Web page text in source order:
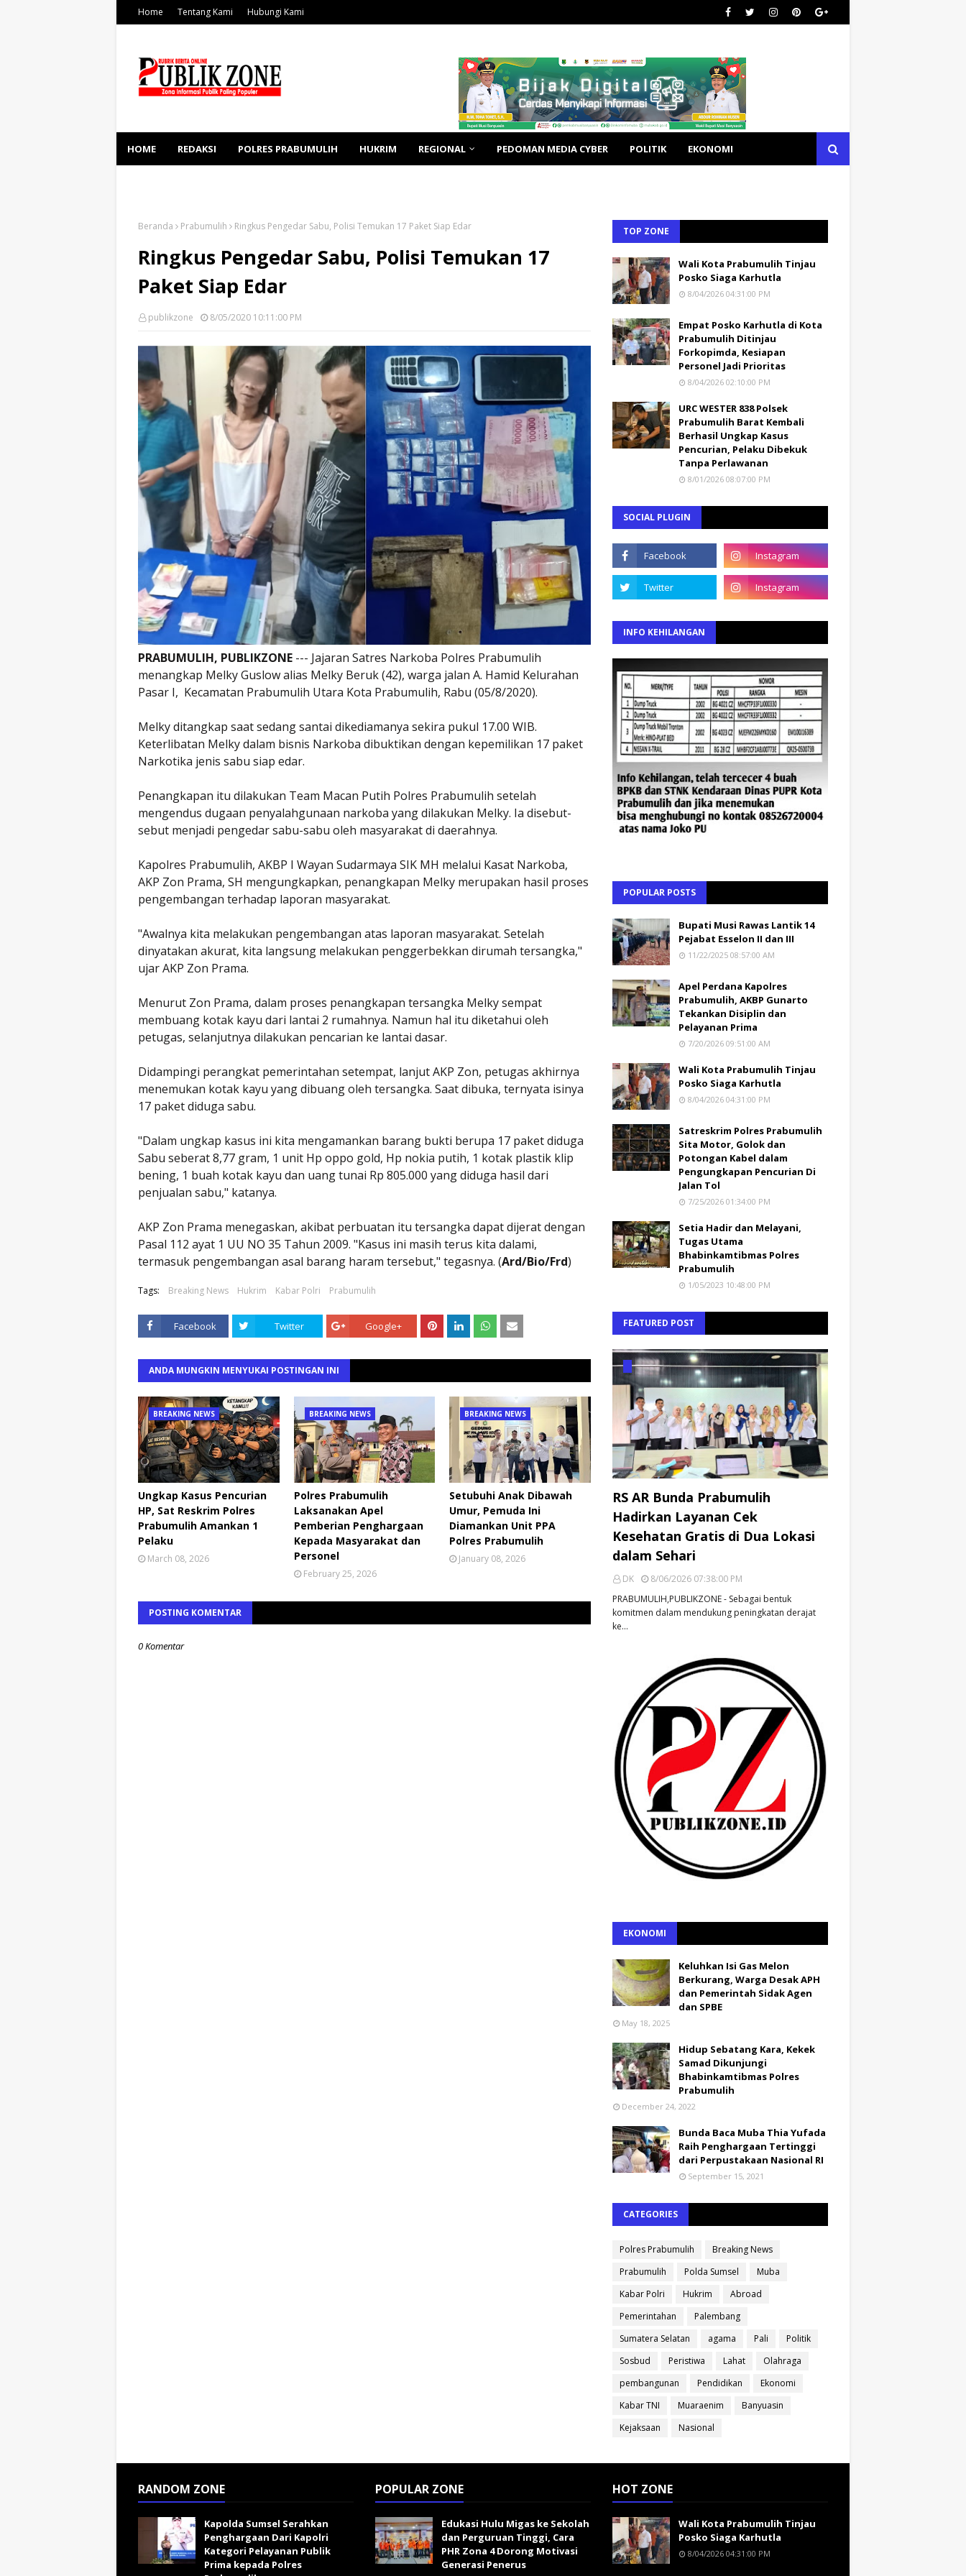
Home Tentang Kami Hubungi Kami
HOME REDAKSI POLRES PRABUMULIH HUKRIM REGIONAL PEDOMAN MEDIA CYBER POLITIK EKONOMI
Beranda Prabumulih Ringkus Pengedar Sabu, Polisi Temukan 17 Paket Siap Edar
Ringkus Pengedar Sabu, Polisi Temukan 17
Paket Siap Edar
publikzone 8/05/2020 10:11:00 PM
PRABUMULIH, PUBLIKZONE --- Jajaran Satres Narkoba Polres Prabumulih
menangkap Melky Guslow alias Melky Beruk (42), warga jalan A. Hamid Kelurahan
Pasar I, Kecamatan Prabumulih Utara Kota Prabumulih, Rabu (05/8/2020).
Melky ditangkap saat sedang santai dikediamanya sekira pukul 17.00 WIB.
Keterlibatan Melky dalam bisnis Narkoba dibuktikan dengan kepemilikan 17 paket
Narkotika jenis sabu siap edar.
Penangkapan itu dilakukan Team Macan Putih Polres Prabumulih setelah
mengendus dugaan penyalahgunaan narkoba yang dilakukan Melky. Ia disebut-
sebut menjadi pengedar sabu-sabu oleh masyarakat di daerahnya.
Kapolres Prabumulih, AKBP I Wayan Sudarmaya SIK MH melalui Kasat Narkoba,
AKP Zon Prama, SH mengungkapkan, penangkapan Melky merupakan hasil proses
pengembangan terhadap laporan masyarakat.
"Awalnya kita melakukan pengembangan atas laporan masyarakat. Setelah
dinyatakan akurat, kita langsung melakukan penggerbekkan dirumah tersangka,"
ujar AKP Zon Prama.
Menurut Zon Prama, dalam proses penangkapan tersangka Melky sempat
membuang kotak kayu dari lantai 2 rumahnya. Namun hal itu diketahui oleh
petugas, selanjutnya dilakukan pencarian ke lantai dasar.
Didampingi perangkat pemerintahan setempat, lanjut AKP Zon, petugas akhirnya
menemukan kotak kayu yang dibuang oleh tersangka. Saat dibuka, ternyata isinya
17 paket diduga sabu.
"Dalam ungkap kasus ini kita mengamankan barang bukti berupa 17 paket diduga
Sabu seberat 8,77 gram, 1 unit Hp oppo gold, Hp nokia putih, 1 kotak plastik klip
bening, 1 buah kotak kayu dan uang tunai Rp 805.000 yang diduga hasil dari
penjualan sabu," katanya.
AKP Zon Prama menegaskan, akibat perbuatan itu tersangka dapat dijerat dengan
Pasal 112 ayat 1 UU NO 35 Tahun 2009. "Kasus ini masih terus kita dalami,
termasuk pengembangan asal barang haram tersebut," tegasnya. (Ard/Bio/Frd)
Tags: Breaking News Hukrim Kabar Polri Prabumulih
Facebook Twitter Google+
ANDA MUNGKIN MENYUKAI POSTINGAN INI
BREAKING NEWS
Ungkap Kasus Pencurian
HP, Sat Reskrim Polres
Prabumulih Amankan 1
Pelaku
March 08, 2026
BREAKING NEWS
Polres Prabumulih
Laksanakan Apel
Pemberian Penghargaan
Kepada Masyarakat dan
Personel
February 25, 2026
BREAKING NEWS
Setubuhi Anak Dibawah
Umur, Pemuda Ini
Diamankan Unit PPA
Polres Prabumulih
January 08, 2026
POSTING KOMENTAR
0 Komentar
TOP ZONE
Wali Kota Prabumulih Tinjau
Posko Siaga Karhutla
8/04/2026 04:31:00 PM
Empat Posko Karhutla di Kota
Prabumulih Ditinjau
Forkopimda, Kesiapan
Personel Jadi Prioritas
8/04/2026 02:10:00 PM
URC WESTER 838 Polsek
Prabumulih Barat Kembali
Berhasil Ungkap Kasus
Pencurian, Pelaku Dibekuk
Tanpa Perlawanan
8/01/2026 08:07:00 PM
SOCIAL PLUGIN
INFO KEHILANGAN
POPULAR POSTS
Bupati Musi Rawas Lantik 14
Pejabat Esselon II dan III
11/22/2025 08:57:00 AM
Apel Perdana Kapolres
Prabumulih, AKBP Gunarto
Tekankan Disiplin dan
Pelayanan Prima
7/20/2026 09:51:00 AM
Wali Kota Prabumulih Tinjau
Posko Siaga Karhutla
8/04/2026 04:31:00 PM
Satreskrim Polres Prabumulih
Sita Motor, Golok dan
Potongan Kabel dalam
Pengungkapan Pencurian Di
Jalan Tol
7/25/2026 01:34:00 PM
Setia Hadir dan Melayani,
Tugas Utama
Bhabinkamtibmas Polres
Prabumulih
1/05/2023 10:48:00 PM
FEATURED POST
RS AR Bunda Prabumulih
Hadirkan Layanan Cek
Kesehatan Gratis di Dua Lokasi
dalam Sehari
DK
8/06/2026 07:38:00 PM
PRABUMULIH,PUBLIKZONE - Sebagai bentuk
komitmen dalam mendukung peningkatan derajat
ke…
EKONOMI
Keluhkan Isi Gas Melon
Berkurang, Warga Desak APH
dan Pemerintah Sidak Agen
dan SPBE
May 18, 2025
Hidup Sebatang Kara, Kekek
Samad Dikunjungi
Bhabinkamtibmas Polres
Prabumulih
December 24, 2022
Bunda Baca Muba Thia Yufada
Raih Penghargaan Tertinggi
dari Perpustakaan Nasional RI
September 15, 2021
CATEGORIES
Polres Prabumulih
Breaking News
Prabumulih
Polda Sumsel
Muba
Kabar Polri
Hukrim
Abroad
Pemerintahan
Palembang
Sumatera Selatan
agama Pali
Politik
Sosbud
Peristiwa Lahat
Olahraga
pembangunan
Pendidikan
Ekonomi
Kabar TNI
Muaraenim
Banyuasin
Kejaksaan
Nasional
RANDOM ZONE
Kapolda Sumsel Serahkan
Penghargaan Dari Kapolri
Kategori Pelayanan Publik
Prima kepada Polres
POPULAR ZONE
Edukasi Hulu Migas ke Sekolah
dan Perguruan Tinggi, Cara
PHR Zona 4 Dorong Motivasi
Generasi Penerus
HOT ZONE
Wali Kota Prabumulih Tinjau
Posko Siaga Karhutla
8/04/2026 04:31:00 PM